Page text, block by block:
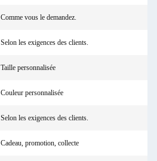
Comme vous le demandez.
Selon les exigences des clients.
Taille personnalisée
Couleur personnalisée
Selon les exigences des clients.
Cadeau, promotion, collecte